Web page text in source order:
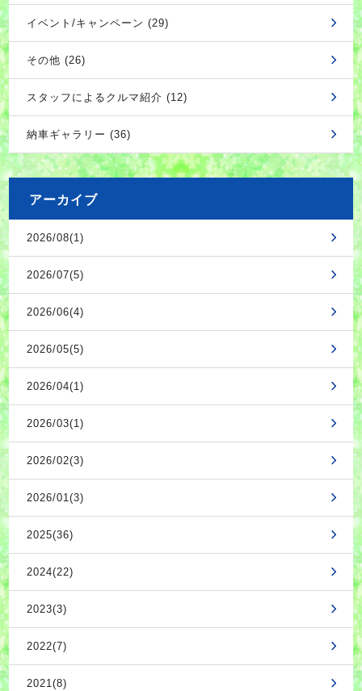
イベント/キャンペーン (29)
その他 (26)
スタッフによるクルマ紹介 (12)
納車ギャラリー (36)
アーカイブ
2026/08(1)
2026/07(5)
2026/06(4)
2026/05(5)
2026/04(1)
2026/03(1)
2026/02(3)
2026/01(3)
2025(36)
2024(22)
2023(3)
2022(7)
2021(8)